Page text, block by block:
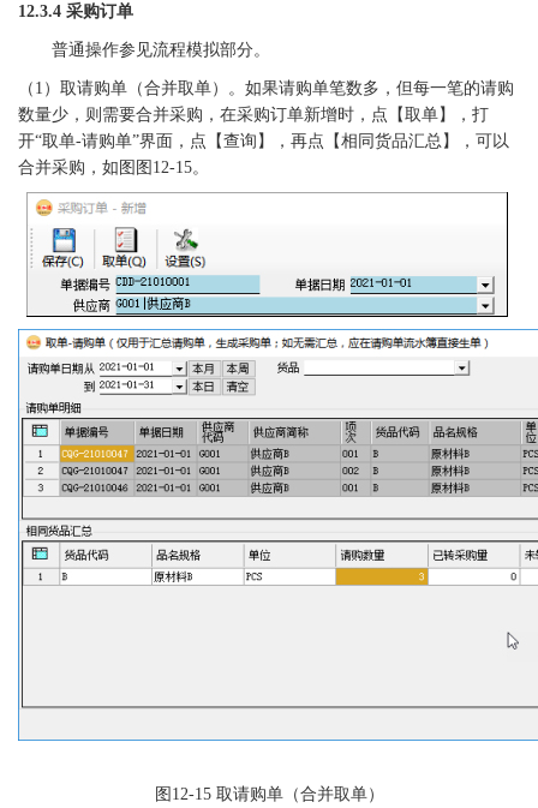
12.3.4 采购订单
普通操作参见流程模拟部分。
（ 1）取请购单（合并取单）。如果请购单笔数多，但每一笔的请购
数量少，则需要合并采购，在采购订单新增时，点【取单】，打
开“取单-请购单”界面，点【查询】，再点【相同货品汇总】，可以
合并采购，如图 图 12-15。
图 12-15 取请购单（合并取单）